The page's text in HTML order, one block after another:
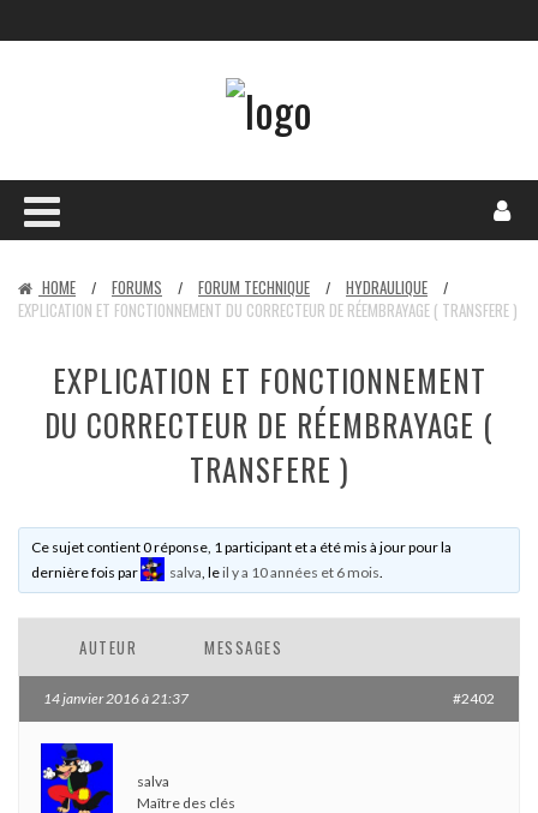
HOME / FORUMS / FORUM TECHNIQUE / HYDRAULIQUE /
EXPLICATION ET FONCTIONNEMENT DU CORRECTEUR DE RÉEMBRAYAGE ( TRANSFERE )
EXPLICATION ET FONCTIONNEMENT
DU CORRECTEUR DE RÉEMBRAYAGE (
TRANSFERE )
Ce sujet contient 0 réponse, 1 participant et a été mis à jour pour la
dernière fois par
salva, leil y a 10 années et 6 mois.
AUTEUR MESSAGES
14 janvier 2016 à 21:37 #2402
salva
Maître des clés